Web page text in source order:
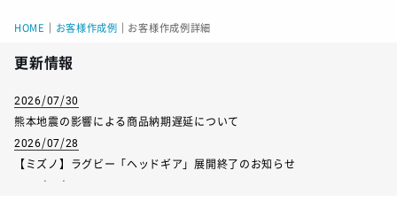
HOME お客様作成例 お客様作成例詳細
更新情報
2026/07/30
熊本地震の影響による商品納期遅延について
2026/07/28
【ミズノ】ラグビー「ヘッドギア」展開終了のお知らせ